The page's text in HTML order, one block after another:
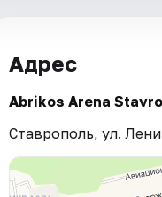
Адрес
Abrikos Arena
Ставрополь, ул.